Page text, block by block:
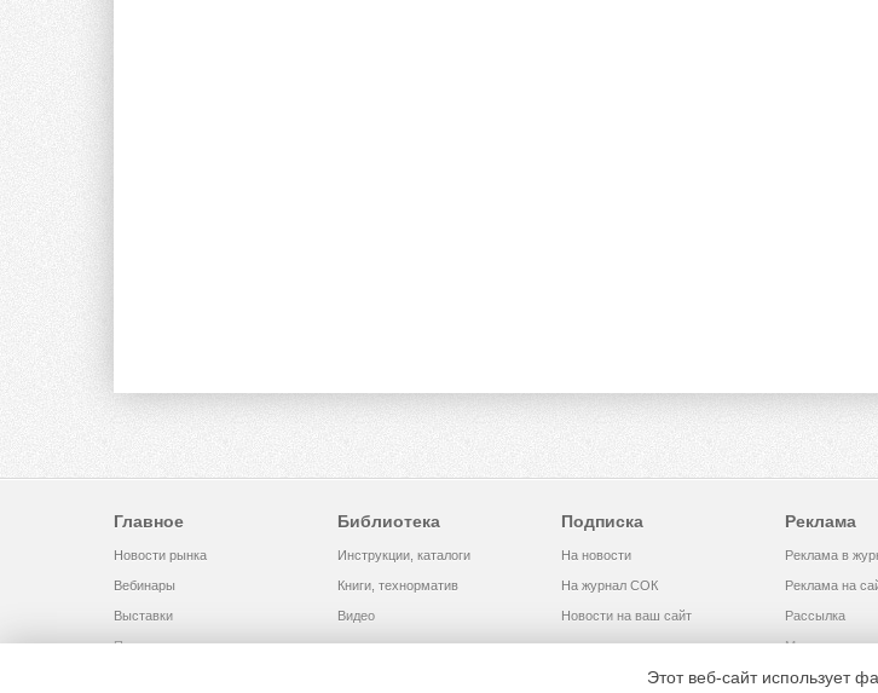
Главное
Новости рынка
Вебинары
Выставки
Помощь
Библиотека
Инструкции, каталоги
Книги, технорматив
Видео
Подписка
На новости
На журнал СОК
Новости на ваш сайт
Реклама
Реклама в
Реклама на
Рассылка
Медиакит
Этот веб-сайт использует